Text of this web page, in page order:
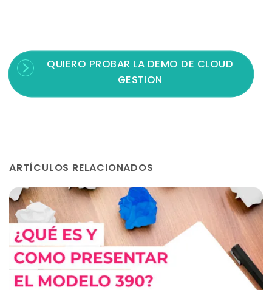
QUIERO PROBAR LA DEMO DE CLOUD
GESTION
ARTÍCULOS RELACIONADOS